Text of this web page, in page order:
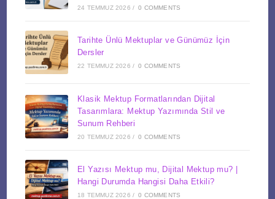
24 TEMMUZ 2026 / 0 COMMENTS
Tarihte Ünlü Mektuplar ve Günümüz İçin
Dersler
22 TEMMUZ 2026 / 0 COMMENTS
Klasik Mektup Formatlarından Dijital
Tasarımlara: Mektup Yazımında Stil ve
Sunum Rehberi
20 TEMMUZ 2026 / 0 COMMENTS
El Yazısı Mektup mu, Dijital Mektup mu? |
Hangi Durumda Hangisi Daha Etkili?
18 TEMMUZ 2026 / 0 COMMENTS